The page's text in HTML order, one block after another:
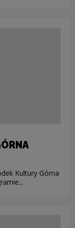
Kultury Górna